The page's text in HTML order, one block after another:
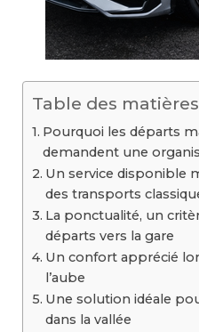
Table des matières
Pourquoi les départs
demandent une
Un service disponible
des transports
La ponctualité, un
départs vers la gare
Un confort apprécié
l’aube
Une solution idéale
dans la vallée